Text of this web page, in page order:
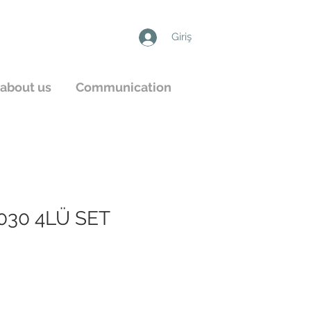
Giriş
about us Communication
4LÜ SET